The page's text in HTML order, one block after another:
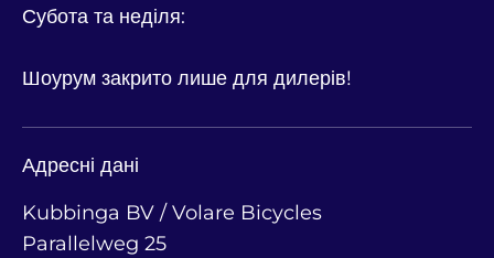
Субота та неділя:
Шоурум закрито лише для дилерів!
Адресні дані
Kubbinga BV / Volare Bicycles
Parallelweg 25